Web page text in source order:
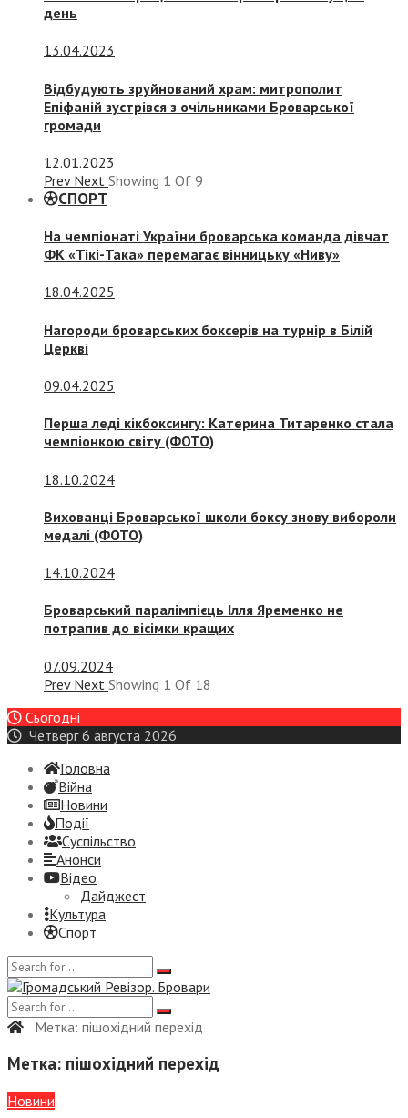
день
13.04.2023
Відбудують зруйнований храм: митрополит
Епіфаній зустрівся з очільниками Броварської
громади
12.01.2023
Prev Next Showing 1 Of 9
СПОРТ
На чемпіонаті України броварська команда дівчат
ФК «Тікі-Така» перемагає вінницьку «Ниву»
18.04.2025
Нагороди броварських боксерів на турнір в Білій
Церкві
09.04.2025
Перша леді кікбоксингу: Катерина Титаренко стала
чемпіонкою світу (ФОТО)
18.10.2024
Вихованці Броварської школи боксу знову вибороли
медалі (ФОТО)
14.10.2024
Броварський паралімпієць Ілля Яременко не
потрапив до вісімки кращих
07.09.2024
Prev Next Showing 1 Of 18
Сьогодні
Четверг 6 августа 2026
Головна
Війна
Новини
Події
Суспiльство
Анонси
Відео
Дайджест
Культура
Спорт
Метка: пішохідний перехід
Метка: пішохідний перехід
Новини